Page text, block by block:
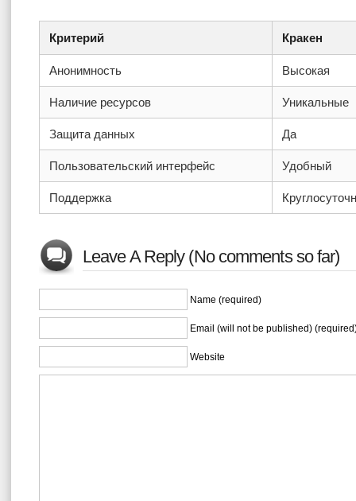
Критерий Кракен
Анонимность Высокая
Наличие ресурсов Уникальные
Защита данных Да
Пользовательский интерфейс Удобный
Поддержка
Leave A Reply (No comments so far)
Name (required)
Email (will not be published)
Website